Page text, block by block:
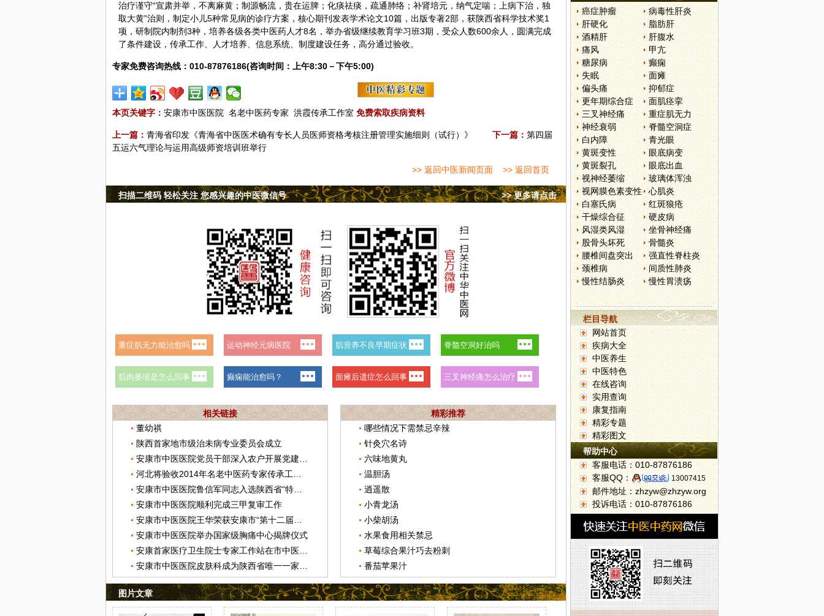
治疗谨守“宣肃并举，不离麻黄 ；制源畅流，贵在运脾；化痰祛痰，疏通肺络；补肾培元，纳气定喘；上病下治，独
取大黄”治则，制定小儿5种常见病的诊疗方案，核心期刊发表学术论文10篇，出版专著2部，获陕西省科学技术奖1
项，研制院内制剂3种，培养各级各类中医药人才8名，举办省级继续教育学习班3期，受众人数600余人，圆满完成
了条件建设，传承工作、人才培养、信息系统、制度建设任务，高分通过验收。
专家免费咨询热线：010-87876186(咨询时间：上午8:30－下午5:00)
本页关键字： 安康市中医医院 名老中医药专家 洪霞传承工作室 免费索取疾病资料
上一篇： 青海省印发《青海省中医医术确有专长人员医师资格考核注册管理实施细则（试行）》 下一篇： 第四届
五运六气理论与运用高级师资培训班举行
>> 返回中医新闻页面 >> 返回首页
>> 更多请点击
扫描二维码 轻松关注 您感兴趣的中医微信号
相关链接
董幼祺
陕西首家地市级治未病专业委员会成立
安康市中医医院顺利完成三甲复审工作
安康市中医医院举办国家级胸痛中心揭牌仪式
精彩推荐
哪些情况下需禁忌辛辣
针灸穴名诗
六味地黄丸
温胆汤
逍遥散
小青龙汤
小柴胡汤
水果食用相关禁忌
草莓综合果汁巧去粉刺
番茄苹果汁
图片文章
癌症肿瘤
病毒性肝炎
肝硬化
脂肪肝
酒精肝
肝腹水
痛风
甲亢
糖尿病
癫痫
失眠
面瘫
偏头痛
抑郁症
更年期综合症
面肌痉挛
三叉神经痛
重症肌无力
神经衰弱
脊髓空洞症
白内障
青光眼
黄斑变性
眼底病变
黄斑裂孔
眼底出血
视神经萎缩
玻璃体浑浊
视网膜色素变性
心肌炎
白塞氏病
红斑狼疮
干燥综合征
硬皮病
风湿类风湿
坐骨神经痛
股骨头坏死
骨髓炎
腰椎间盘突出
强直性脊柱炎
颈椎病
间质性肺炎
慢性结肠炎
慢性胃溃疡
栏目导航
网站首页
疾病大全
中医养生
中医特色
在线咨询
实用查询
康复指南
精彩专题
精彩图文
帮助中心
客服电话：010-87876186
客服QQ：
13007415
邮件地址：zhzyw@zhzyw.org
投诉电话：010-87876186